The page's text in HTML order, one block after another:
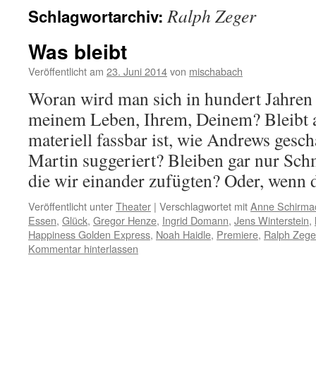
Schlagwortarchiv:Ralph Zeger
Was bleibt
Veröffentlicht am 23. Juni 2014von mischabach
Woran wird man sich in hundert
meinem Leben, Ihrem, Deinem? Bleibt
materiell fassbar ist, wie Andrews
Martin suggeriert? Bleiben gar nur
die wir einander zufügten? Oder,
Veröffentlicht unterTheater | Verschlagwortet mitAnne
Essen, Glück, Gregor Henze, Ingrid Domann, Jens Winterstein,
Happiness Golden Express, Noah Haidle, Premiere, Ralph
Kommentar hinterlassen